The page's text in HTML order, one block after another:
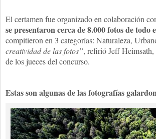
El certamen fue organizado en colaboración
se presentaron cerca de 8.000 fotos de
compitieron en 3 categorías: Naturaleza,
creatividad de las fotos”, refirió Jeff
de los jueces del concurso.
Estas son algunas de las fotografías